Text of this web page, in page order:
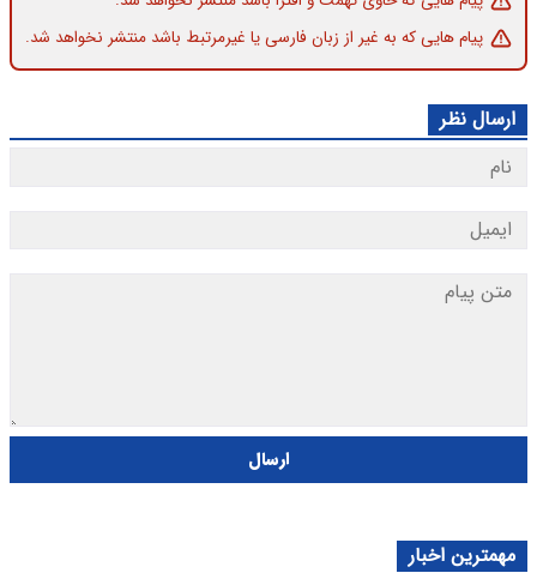
پیام هایی که به غیر از زبان فارسی یا غیرمرتبط باشد منتشر نخواهد شد.
ارسال نظر
ارسال
مهمترین اخبار